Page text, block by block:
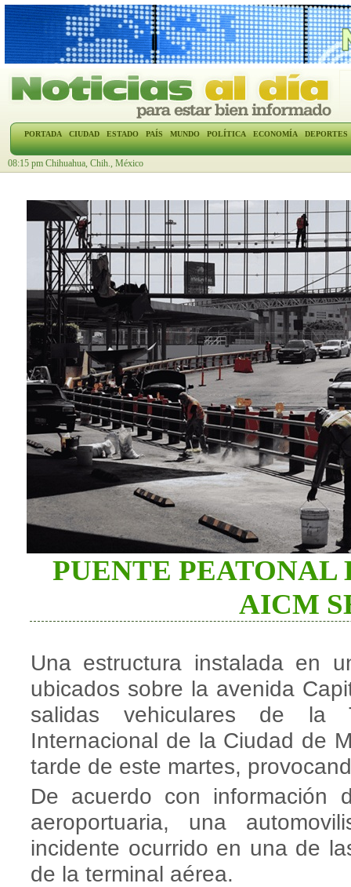
PORTADA CIUDAD ESTADO PAÍS MUNDO POLÍTICA ECONOMÍA DEPORTES
08:15 pm Chihuahua, Chih., México
PUENTE
AICM
Una estructura instalada en
ubicados sobre la avenida
salidas vehiculares de la
Internacional de la Ciudad de
tarde de este martes,
De acuerdo con información
aeroportuaria, una
incidente ocurrido en una de
de la terminal aérea.